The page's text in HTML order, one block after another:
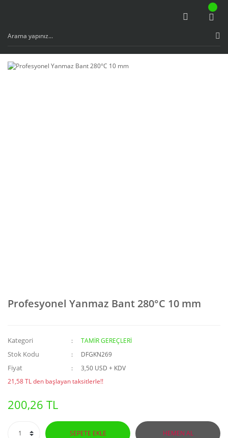
Profesyonel Yanmaz Bant 280°C 10 mm
Kategori TAMİR GEREÇLERİ
Stok Kodu DFGKN269
Fiyat
3,50 USD + KDV
21,58 TL den başlayan taksitlerle!!
200,26 TL
SEPETE EKLE HEMEN AL